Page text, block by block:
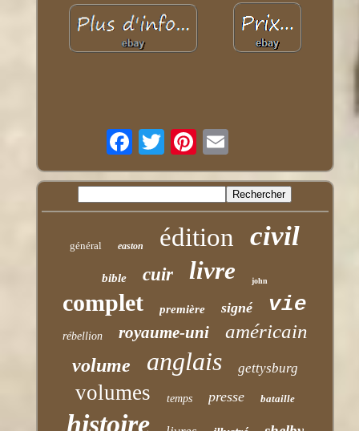
général easton édition civil
bible cuir livre john
complet première signé vie
rébellion royaume-uni américain
volume anglais gettysburg
volumes temps presse bataille
histoire